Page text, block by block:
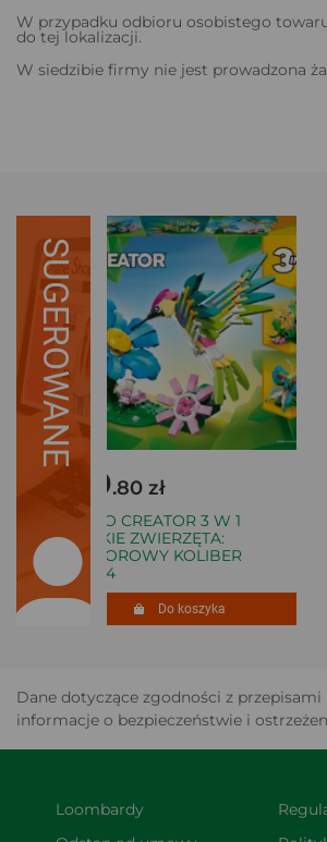
W przypadku odbioru osobistego
do tej lokalizacji.
W siedzibie firmy nie jest prowadzona
SUGEROWANE
.80 zł
LEGO CREATOR 3 W 1
DZIKIE ZWIERZĘTA:
KOLOROWY KOLIBER
31384
Do koszyka
Dane dotyczące zgodności z
informacje o bezpieczeństwie i
Loombardy